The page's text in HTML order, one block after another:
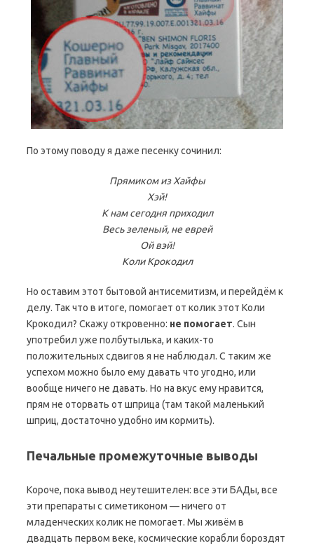
По этому поводу я даже песенку сочинил:
Прямиком из Хайфы
Хэй!
К нам сегодня приходил
Весь зеленый, не еврей
Ой вэй!
Коли Крокодил
Но оставим этот бытовой антисемитизм, и перейдём к
делу. Так что в итоге, помогает от колик этот Коли
Крокодил? Скажу откровенно: не помогает. Сын
употребил уже полбутылька, и каких-то
положительных сдвигов я не наблюдал. С таким же
успехом можно было ему давать что угодно, или
вообще ничего не давать. Но на вкус ему нравится,
прям не оторвать от шприца (там такой маленький
шприц, достаточно удобно им кормить).
Печальные промежуточные выводы
Короче, пока вывод неутешителен: все эти БАДы, все
эти препараты с симетиконом — ничего от
младенческих колик не помогает. Мы живём в
двадцать первом веке, космические корабли бороздят